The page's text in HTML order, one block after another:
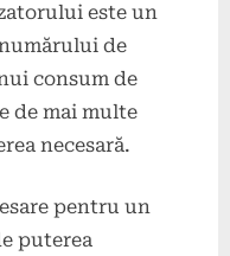
este un
de
consum de
de mai multe
necesară.
pentru un
puterea